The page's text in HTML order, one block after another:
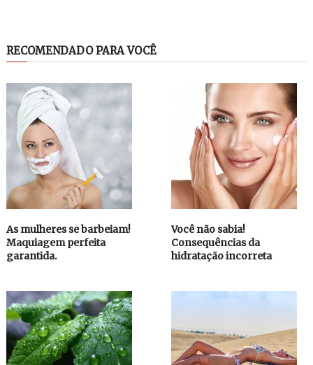
RECOMENDADO PARA VOCÊ
As mulheres se barbeiam!
Maquiagem perfeita
garantida.
Você não sabia!
Consequências da
hidratação incorreta